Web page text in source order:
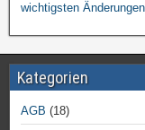
wichtigsten
Kategorien
AGB (18)